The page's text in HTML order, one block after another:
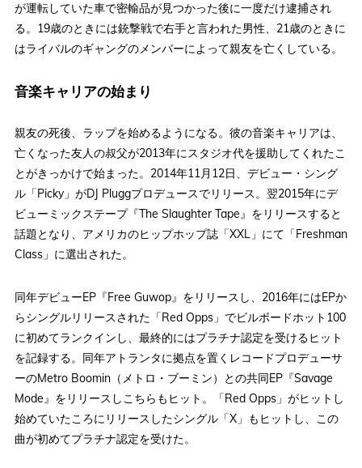
が運転していた車で密輸品が見つかった後に一度だけ逮捕され
る。19歳のときには銃撃戦で右手と言われた男性、21歳のときに
はライバルのギャングのメンバーによって親友を亡くしている。
音楽キャリアの始まり
親友の死後、ラップを始めるようになる。彼の音楽キャリアは、
亡くなった友人の叔父が2013年にスタジオ代を援助してくれたこ
とがきっかけで始まった。2014年11月12日、デビュー・シング
ル「Picky」がDJ Pluggプロデュースでリリース。翌2015年にデ
ビューミックステープ『The Slaughter Tape』をリリースすると
話題となり、アメリカのヒップホップ誌「XXL」にて「Freshman
Class」に選出された。
同年デビューEP『Free Guwop』をリリースし、2016年にはEPか
らシングルリリースされた「Red Opps」でビルボードホット100
に初めてランクインし、最終的にはプラチナ認定を受けるヒット
を記録する。同年アトランタに拠点を置くレコードプロデューサ
ーのMetro Boomin（メトロ・ブーミン）との共同EP『Savage
Mode』をリリースしこちらもヒット。「Red Opps」がヒットし
始めていたころにリリースしたシングル「X」もヒットし、この
曲が初めてプラチナ認定を受けた。